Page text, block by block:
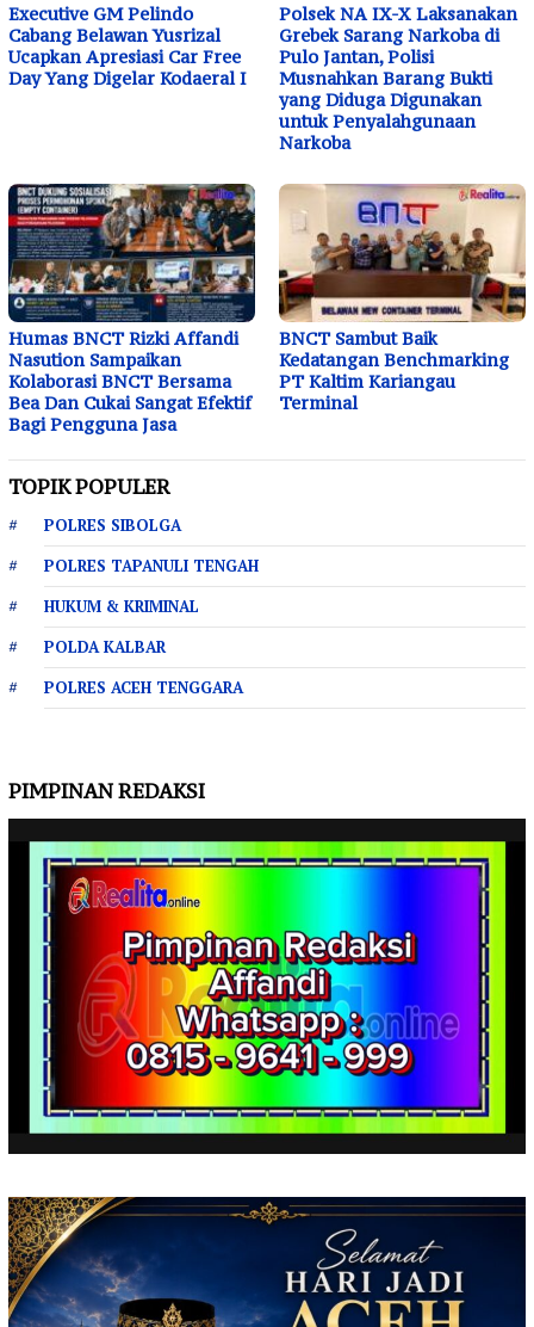
Executive GM Pelindo
Cabang Belawan Yusrizal
Ucapkan Apresiasi Car Free
Day Yang Digelar Kodaeral I
Polsek NA IX-X Laksanakan
Grebek Sarang Narkoba di
Pulo Jantan, Polisi
Musnahkan Barang Bukti
yang Diduga Digunakan
untuk Penyalahgunaan
Narkoba
Humas BNCT Rizki Affandi
Nasution Sampaikan
Kolaborasi BNCT Bersama
Bea Dan Cukai Sangat Efektif
Bagi Pengguna Jasa
BNCT Sambut Baik
Kedatangan Benchmarking
PT Kaltim Kariangau
Terminal
TOPIK POPULER
POLRES SIBOLGA
POLRES TAPANULI TENGAH
HUKUM & KRIMINAL
POLDA KALBAR
POLRES ACEH TENGGARA
PIMPINAN REDAKSI